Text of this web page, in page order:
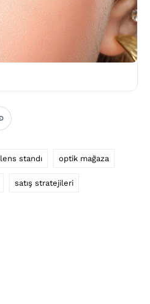
lens standı optik mağaza
satış stratejileri